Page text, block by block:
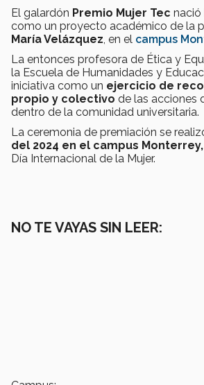
El galardón Premio Mujer Tec nació
como un proyecto académico de la
María Velázquez , en el campus
La entonces profesora de Ética y
la Escuela de Humanidades y
iniciativa como un ejercicio de
propio y colectivo de las acciones
dentro de la comunidad universitaria.
La ceremonia de premiación se
del 2024 en el campus Monterrey,
Día Internacional de la Mujer.
NO TE VAYAS SIN LEER: